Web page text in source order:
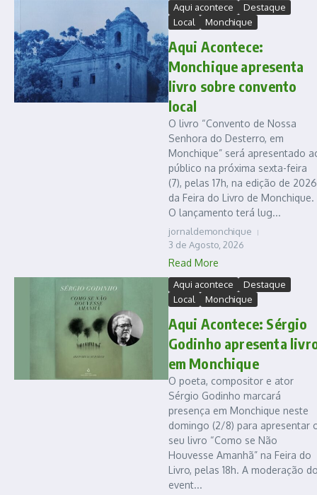
Aqui acontece
Destaque
Local
Monchique
Aqui Acontece:
Monchique apresenta
livro sobre convento
local
O livro “Convento de Nossa
Senhora do Desterro, em
Monchique” será apresentado
público na próxima sexta-feira
(7), pelas 17h, na edição de 2026
da Feira do Livro de Monchique.
O lançamento terá lug...
jornaldemonchique
3 de Agosto, 2026
Read More
Aqui acontece
Destaque
Local
Monchique
Aqui Acontece: Sérgio
Godinho apresenta
em Monchique
O poeta, compositor e ator
Sérgio Godinho marcará
presença em Monchique neste
domingo (2/8) para apresentar
seu livro “Como se Não
Houvesse Amanhã” na Feira do
Livro, pelas 18h. A moderação
event...